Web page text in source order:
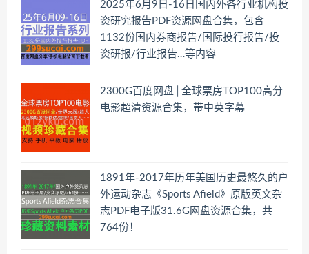
2025年6月9日-16日国内外各行业机构投
资研究报告PDF资源网盘合集，包含
1132份国内券商报告/国际投行报告/投
资研报/行业报告…等内容
2300G百度网盘│全球票房TOP100高分
电影超清资源合集，带中英字幕
1891年-2017年历年美国历史最悠久的户
外运动杂志《Sports Afield》原版英文杂
志PDF电子版31.6G网盘资源合集，共
764份！